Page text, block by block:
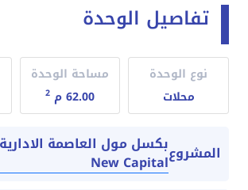
تفاصيل الوحدة
نوع الوحدة
محلات
مساحة الوحدة
62.00 م
2
المشروعNew Capital